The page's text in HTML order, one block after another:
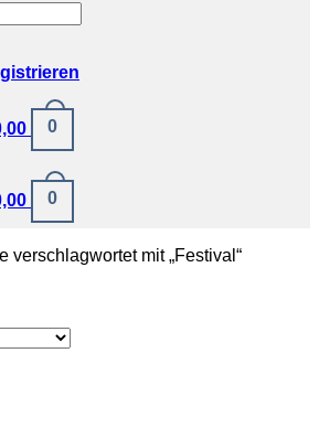
0
0
verschlagwortet mit „Festival“